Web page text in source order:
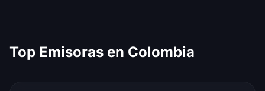
Top Emisoras en Colombia